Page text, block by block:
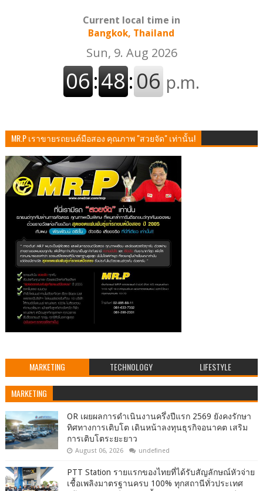
Current local time in
Bangkok, Thailand
MR.P เราขายรถยนต์มือสอง คุณภาพ "สวยจัด" เท่านั้น!
MARKETING TECHNOLOGY LIFESTYLE
MARKETING
OR เผยผลการดำเนินงานครึ่งปีแรก 2569 ยังคงรักษา
ทิศทางการเติบโต เดินหน้าลงทุนธุรกิจอนาคต เสริม
การเติบโตระยะยาว
August 06, 2026 undefined
PTT Station รายแรกของไทยที่ได้รับสัญลักษณ์หัวจ่าย
เชื้อเพลิงมาตรฐานครบ 100% ทุกสถานีทั่วประเทศ